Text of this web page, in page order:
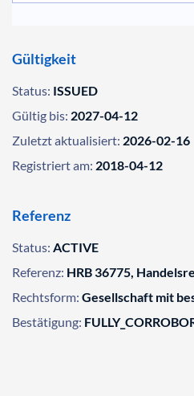
Gültigkeit
Status: ISSUED
Gültig bis: 2027-04-12
Zuletzt aktualisiert: 2026-02-16
Registriert am: 2018-04-12
Referenz
Status: ACTIVE
Referenz: HRB 36775,
Rechtsform: Gesellschaft mit
Bestätigung: